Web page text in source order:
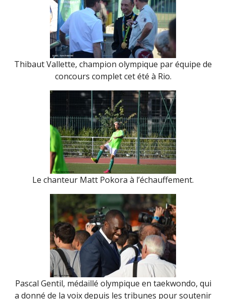
Thibaut Vallette, champion olympique par équipe de
concours complet cet été à Rio.
Le chanteur Matt Pokora à l’échauffement.
Pascal Gentil, médaillé olympique en taekwondo, qui
a donné de la voix depuis les tribunes pour soutenir